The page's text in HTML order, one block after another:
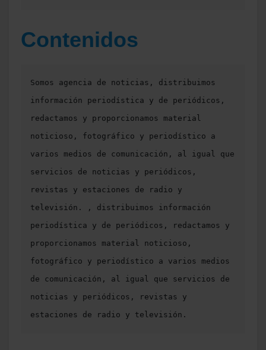
Contenidos
Somos agencia de noticias, distribuimos
información periodística y de periódicos,
redactamos y proporcionamos material
noticioso, fotográfico y periodístico a
varios medios de comunicación, al igual que
servicios de noticias y periódicos,
revistas y estaciones de radio y
televisión. , distribuimos información
periodística y de periódicos, redactamos y
proporcionamos material noticioso,
fotográfico y periodístico a varios medios
de comunicación, al igual que servicios de
noticias y periódicos, revistas y
estaciones de radio y televisión.